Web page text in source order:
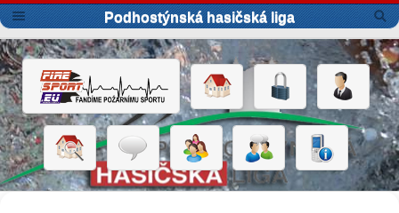
Podhostýnská hasičská liga